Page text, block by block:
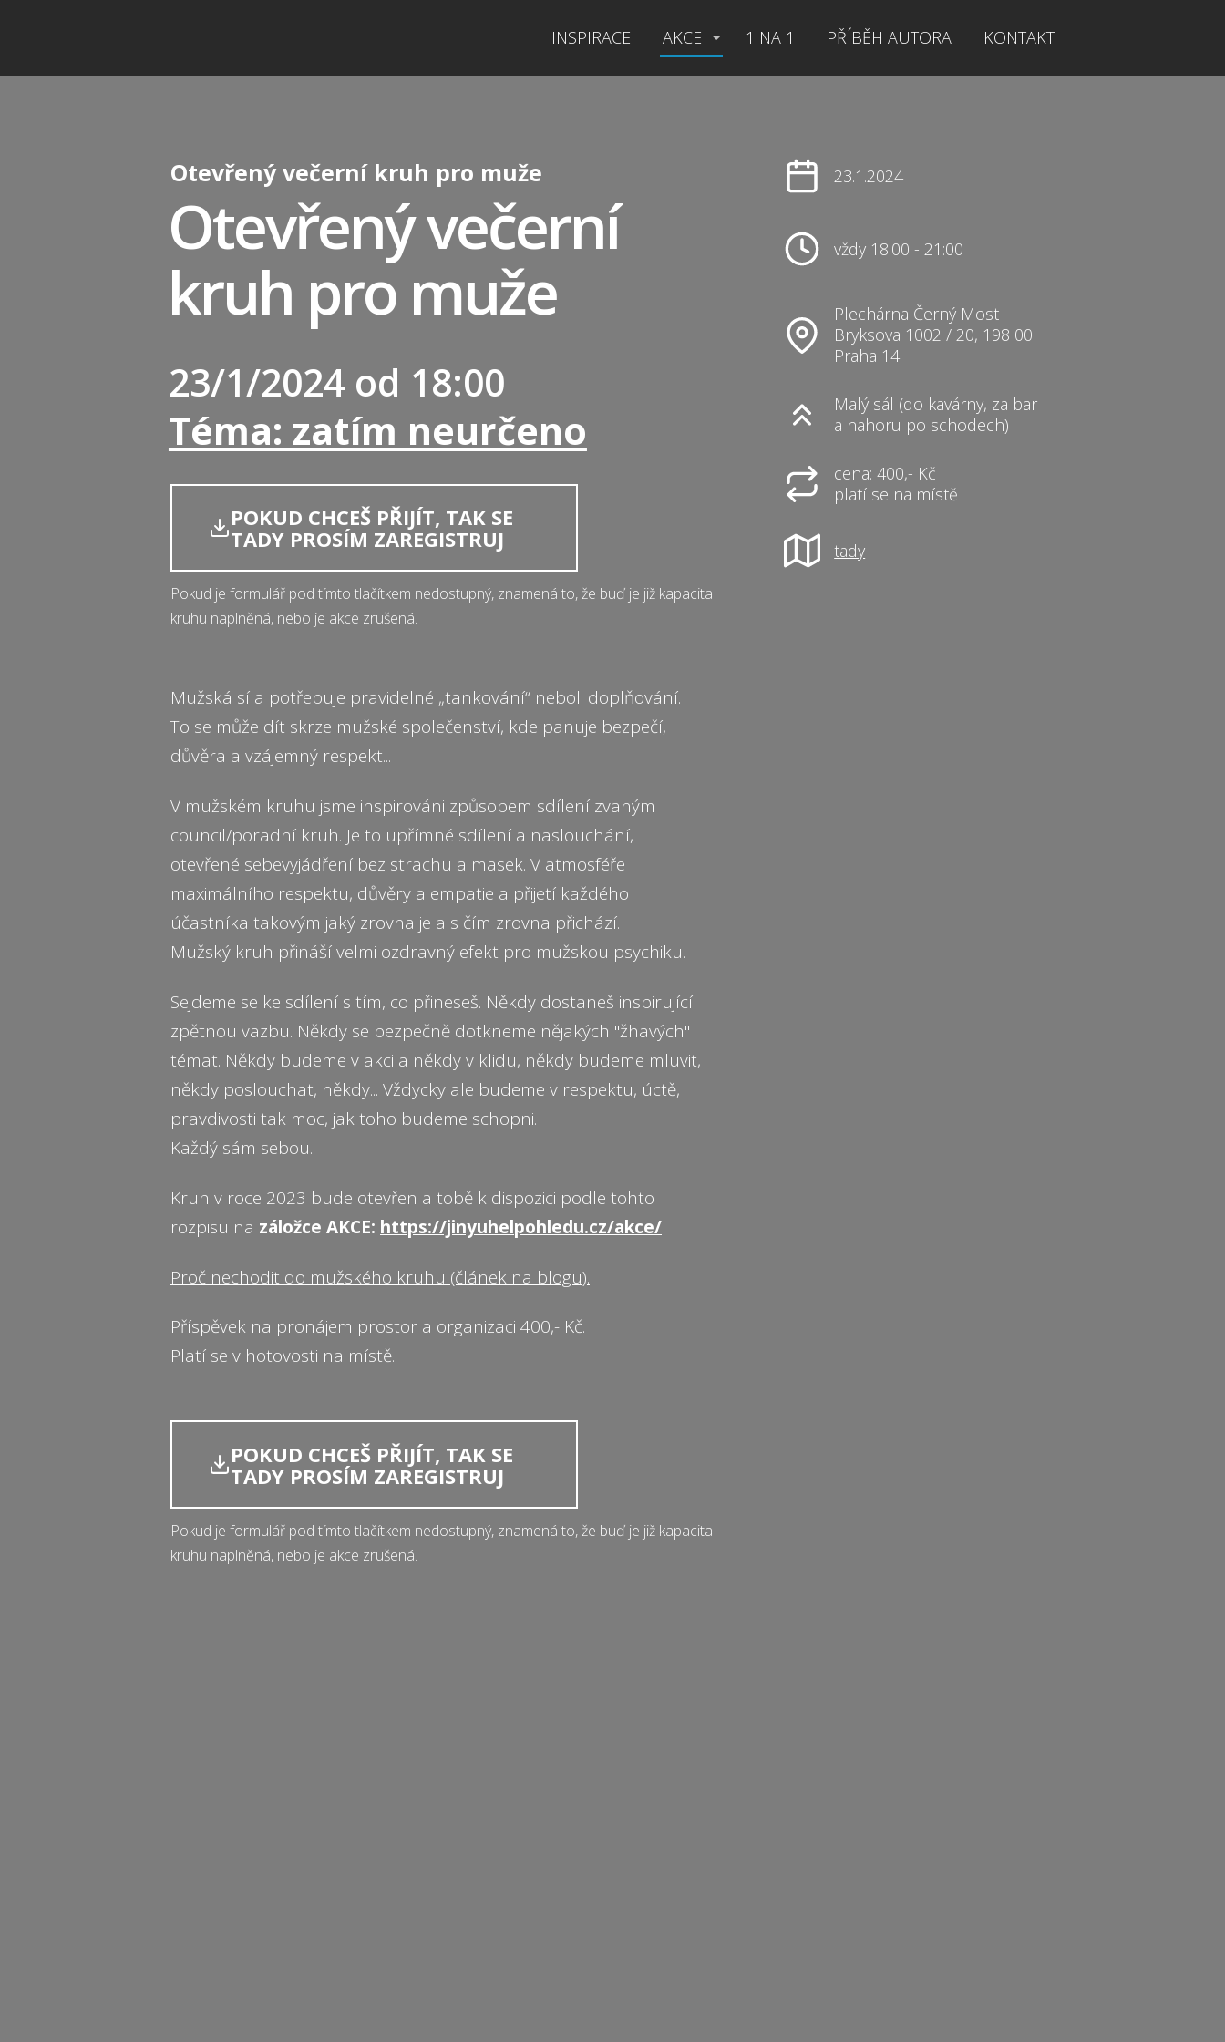
INSPIRACE AKCE 1 NA 1 PŘÍBĚH AUTORA KONTAKT
Otevřený večerní kruh pro muže
Otevřený večerní
kruh pro muže
23/1/2024 od 18:00
Téma: zatím neurčeno
POKUD CHCEŠ PŘIJÍT, TAK SE
TADY PROSÍM ZAREGISTRUJ
Pokud je formulář pod tímto tlačítkem nedostupný, znamená to, že buď je již kapacita
kruhu naplněná, nebo je akce zrušená.
Mužská síla potřebuje pravidelné „tankování“ neboli doplňování.
To se může dít skrze mužské společenství, kde panuje bezpečí,
důvěra a vzájemný respekt...
V mužském kruhu jsme inspirováni způsobem sdílení zvaným
council/poradní kruh. Je to upřímné sdílení a naslouchání,
otevřené sebevyjádření bez strachu a masek. V atmosféře
maximálního respektu, důvěry a empatie a přijetí každého
účastníka takovým jaký zrovna je a s čím zrovna přichází.
Mužský kruh přináší velmi ozdravný efekt pro mužskou psychiku.
Sejdeme se ke sdílení s tím, co přineseš. Někdy dostaneš inspirující
zpětnou vazbu. Někdy se bezpečně dotkneme nějakých "žhavých"
témat. Někdy budeme v akci a někdy v klidu, někdy budeme mluvit,
někdy poslouchat, někdy... Vždycky ale budeme v respektu, úctě,
pravdivosti tak moc, jak toho budeme schopni.
Každý sám sebou.
Kruh v roce 2023 bude otevřen a tobě k dispozici podle tohto
rozpisu na záložce AKCE: https://jinyuhelpohledu.cz/akce/
Proč nechodit do mužského kruhu (článek na blogu).
Příspěvek na pronájem prostor a organizaci 400,- Kč.
Platí se v hotovosti na místě.
POKUD CHCEŠ PŘIJÍT, TAK SE
TADY PROSÍM ZAREGISTRUJ
Pokud je formulář pod tímto tlačítkem nedostupný, znamená to, že buď je již kapacita
kruhu naplněná, nebo je akce zrušená.
23.1.2024
vždy 18:00 - 21:00
Plechárna Černý Most
Bryksova 1002 / 20, 198 00
Praha 14
Malý sál (do kavárny, za bar
a nahoru po schodech)
cena: 400,- Kč
platí se na místě
tady